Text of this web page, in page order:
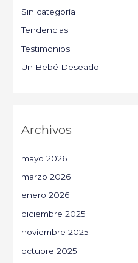
Sin categoría
Tendencias
Testimonios
Un Bebé Deseado
Archivos
mayo 2026
marzo 2026
enero 2026
diciembre 2025
noviembre 2025
octubre 2025